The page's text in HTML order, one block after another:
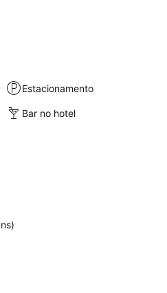
Estacionamento
Bar no hotel